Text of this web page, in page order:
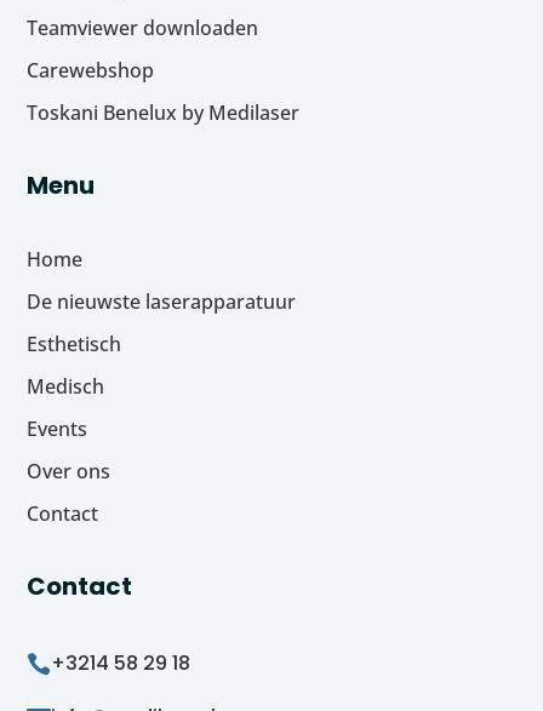
Teamviewer downloaden
Carewebshop
Toskani Benelux by Medilaser
Menu
Home
De nieuwste laserapparatuur
Esthetisch
Medisch
Events
Over ons
Contact
Contact
+3214 58 29 18